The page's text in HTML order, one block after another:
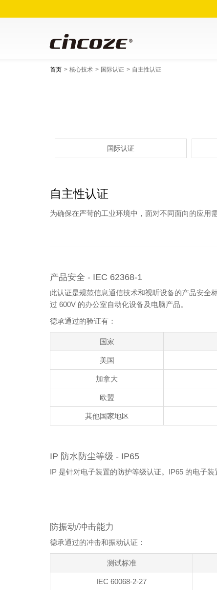
首页 核心技术 国际认证 自主性认证
国际认证
自主性认证
为确保在严苛的工业环境中，面对不同面向的应用
产品安全 - IEC 62368-1
此认证是规范信息通信技术和视听设备的产品安全
过 600V 的办公室自动化设备及电脑产品。
德承通过的验证有：
国家
美国
加拿大
欧盟
其他国家地区
IP 防水防尘等级 - IP65
IP 是针对电子装置的防护等级认证。IP65 的电子
防振动/冲击能力
德承通过的冲击和振动认证：
测试标准
IEC 60068-2-27